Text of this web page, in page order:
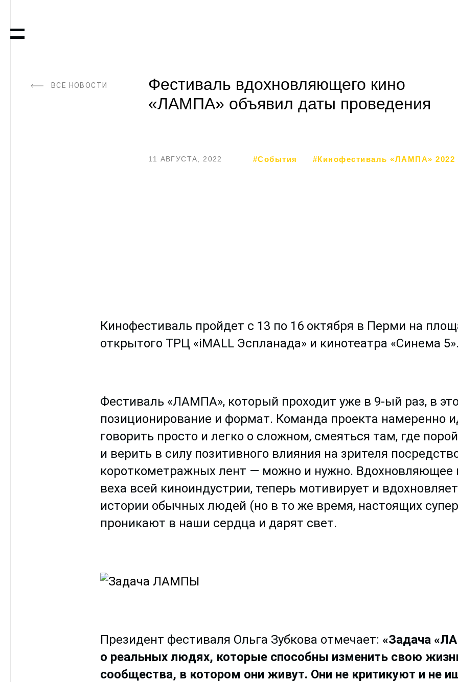
ВСЕ НОВОСТИ
Фестиваль вдохновляющего кино
«ЛАМПА» объявил даты проведения
11 АВГУСТА, 2022 #События #Кинофестиваль «ЛАМПА» 2022
Кинофестиваль пройдет с 13 по 16 октября в Перми на
открытого ТРЦ «iMALL Эспланада» и кинотеатра «Синема
Фестиваль «ЛАМПА», который проходит уже в 9-ый раз, в
позиционирование и формат. Команда проекта намеренно
говорить просто и легко о сложном, смеяться там, где
и верить в силу позитивного влияния на зрителя
короткометражных лент — можно и нужно. Вдохновляющее
веха всей киноиндустрии, теперь мотивирует и
истории обычных людей (но в то же время, настоящих
проникают в наши сердца и дарят свет.
Президент фестиваля Ольга Зубкова отмечает: «Задача
о реальных людях, которые способны изменить свою
сообщества, в котором они живут. Они не критикуют и не